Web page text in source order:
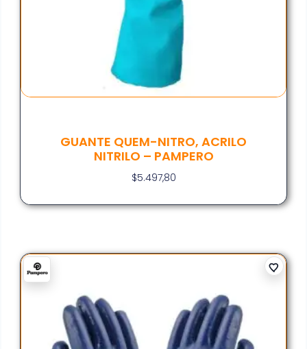
GUANTE QUEM-NITRO, ACRILO
NITRILO – PAMPERO
$5.497,80